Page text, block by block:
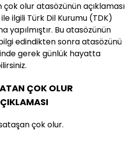
olur atasözünün açıklaması
ilgili Türk Dil Kurumu (TDK)
yapılmıştır. Bu atasözünün
edindikten sonra atasözünü
gerek günlük hayatta
ÇOK OLUR
çok olur.